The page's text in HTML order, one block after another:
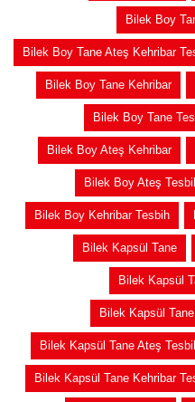
Bilek Boy
Bilek Boy Tane Ateş Kehribar
Bilek Boy Tane Kehribar
Bilek Boy Tane
Bilek Boy Ateş Kehribar
Bilek Boy Ateş
Bilek Boy Kehribar Tesbih
Bilek Kapsül Tane
Bilek Kapsül
Bilek Kapsül
Bilek Kapsül Tane Ateş
Bilek Kapsül Tane Kehribar